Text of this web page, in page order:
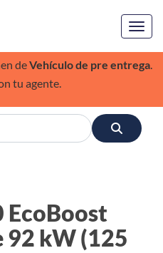
deVehículo de pre entrega.
tu agente.
EcoBoost
92 kW (125